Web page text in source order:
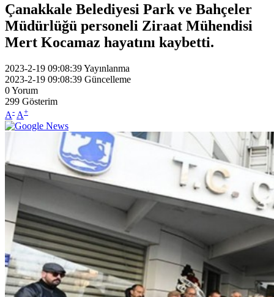
Çanakkale Belediyesi Park ve Bahçeler
Müdürlüğü personeli Ziraat Mühendisi
Mert Kocamaz hayatını kaybetti.
2023-2-19 09:08:39Yayınlanma
2023-2-19 09:08:39 Güncelleme
0Yorum
299 Gösterim
A- A+